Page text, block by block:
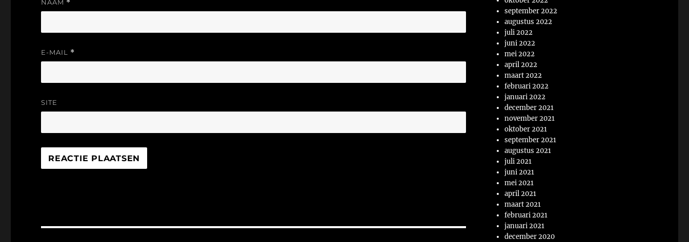
NAAM *
E-MAIL *
SITE
september 2022
augustus 2022
juli 2022
juni 2022
mei 2022
april 2022
maart 2022
februari 2022
januari 2022
december 2021
november 2021
oktober 2021
september 2021
augustus 2021
juli 2021
juni 2021
mei 2021
april 2021
maart 2021
februari 2021
januari 2021
december 2020